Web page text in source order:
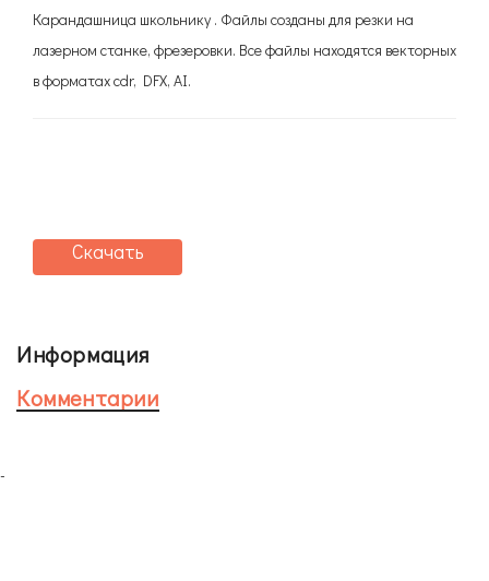
Карандашница школьнику . Файлы созданы для резки на
лазерном станке, фрезеровки. Все файлы находятся векторных
в форматах cdr, DFX, AI.
Скачать
Информация
Комментарии
-